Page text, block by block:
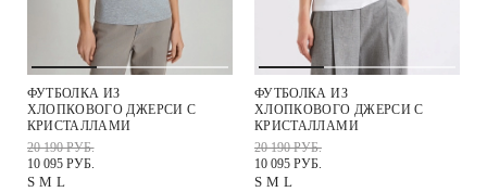
ФУТБОЛКА ИЗ
ХЛОПКОВОГО ДЖЕРСИ С
КРИСТАЛЛАМИ
20 190 РУБ.
10 095 РУБ.
S M L
ФУТБОЛКА ИЗ
ХЛОПКОВОГО ДЖЕРСИ С
КРИСТАЛЛАМИ
20 190 РУБ.
10 095 РУБ.
S M L